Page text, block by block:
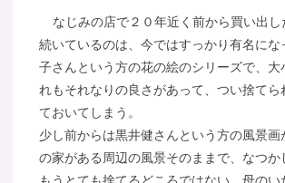
なじみの店で２０年近く前から買い出し
続いているのは、今ではすっかり有名にな
子さんという方の花の絵のシリーズで、大
れもそれなりの良さがあって、つい捨てら
ておいてしまう。
少し前からは黒井健さんという方の風景画
の家がある周辺の風景そのままで、なつか
もうとても捨てるどころではない。母のい